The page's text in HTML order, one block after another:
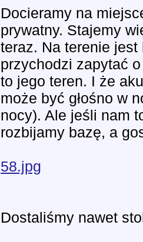
Docieramy na
prywatny. Stajemy
teraz. Na terenie
przychodzi zapytać
to jego teren. I że
może być głośno w
nocy). Ale jeśli nam
rozbijamy bazę, a
58.jpg
Dostaliśmy nawet